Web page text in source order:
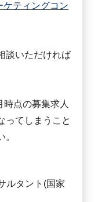
ティングコン
談いただければ
点の募集求人
ってしまうこと
ルタント(国家